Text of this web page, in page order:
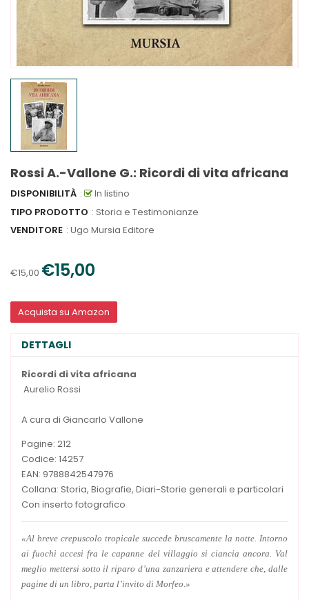
Rossi A.-Vallone G.: Ricordi di vita africana
DISPONIBILITÀ :
In listino
TIPO PRODOTTO : Storia e Testimonianze
VENDITORE : Ugo Mursia Editore
€15,00 €15,00
Acquista su Amazon
DETTAGLI
Ricordi di vita africana
Aurelio Rossi
A cura di Giancarlo Vallone
Pagine: 212
Codice: 14257
EAN: 9788842547976
Collana: Storia, Biografie, Diari-Storie generali e particolari
Con inserto fotografico
«Al breve crepuscolo tropicale succede bruscamente la notte. Intorno
ai fuochi accesi fra le capanne del villaggio si ciancia ancora. Val
meglio mettersi sotto il riparo d’una zanzariera e attendere che, dalle
pagine di un libro, parta l’invito di Morfeo.»